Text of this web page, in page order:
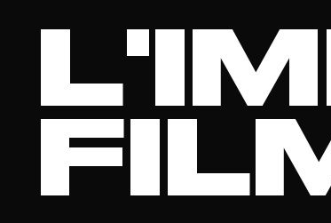
L'IM
FIL